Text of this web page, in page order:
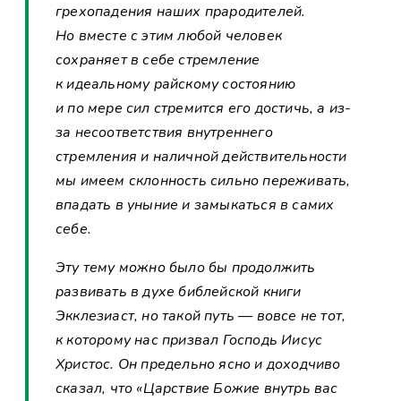
грехопадения наших прародителей.
Но вместе с этим любой человек
сохраняет в себе стремление
к идеальному райскому состоянию
и по мере сил стремится его достичь, а из-
за несоответствия внутреннего
стремления и наличной действительности
мы имеем склонность сильно переживать,
впадать в уныние и замыкаться в самих
себе.
Эту тему можно было бы продолжить
развивать в духе библейской книги
Экклезиаст, но такой путь — вовсе не тот,
к которому нас призвал Господь Иисус
Христос. Он предельно ясно и доходчиво
сказал, что «Царствие Божие внутрь вас